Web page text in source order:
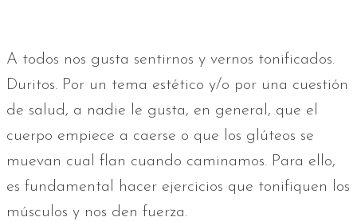
A todos nos gusta sentirnos y vernos tonificados.
Duritos. Por un tema estético y/o por una cuestión
de salud, a nadie le gusta, en general, que el
cuerpo empiece a caerse o que los glúteos se
muevan cual flan cuando caminamos. Para ello,
es fundamental hacer ejercicios que tonifiquen los
músculos y nos den fuerza.